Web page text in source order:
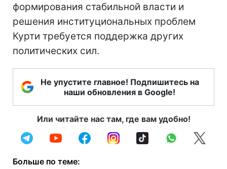
формирования стабильной власти и
решения институциональных проблем
Курти требуется поддержка других
политических сил.
Не упустите главное! Подпишитесь на
наши обновления в Google!
Или читайте нас там, где вам удобно!
Больше по теме: